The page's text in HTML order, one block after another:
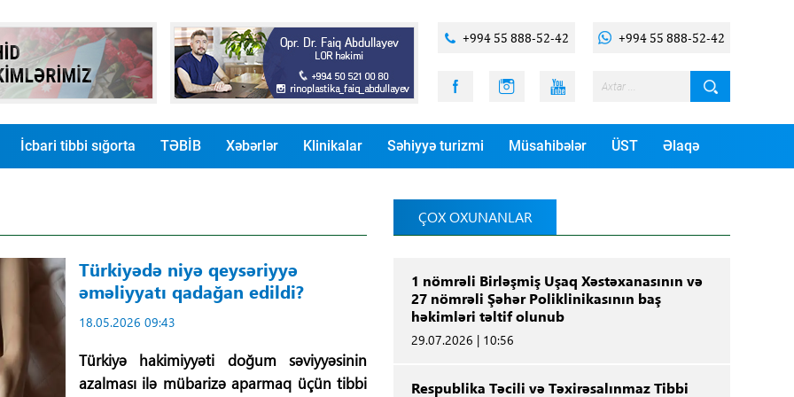
+994 55 888-52-42 +994 55 888-52-42
İcbari tibbi sığorta TƏBİB Xəbərlər Klinikalar Səhiyyə turizmi Müsahibələr ÜST Əlaqə
Türkiyədə niyə qeysəriyyə
əməliyyatı qadağan edildi?
18.05.2026 09:43
Türkiyə hakimiyyəti doğum səviyyəsinin
azalması ilə mübarizə aparmaq üçün tibbi
ÇOX OXUNANLAR
1 nömrəli Birləşmiş Uşaq Xəstəxanasının və
27 nömrəli Şəhər Poliklinikasının baş
həkimləri təltif olunub
29.07.2026 | 10:56
Respublika Təcili və Təxirəsalınmaz Tibbi